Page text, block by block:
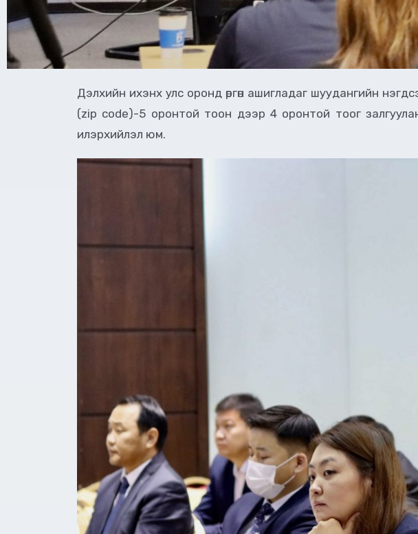
Дэлхийн ихэнх улс оронд өргөн ашигладаг шуудангийн
(zip code)-5 оронтой тоон дээр 4 оронтой тоог
илэрхийлэл юм.